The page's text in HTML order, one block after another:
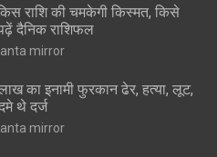
राशि की चमकेगी किस्मत, किसे
पढ़ें दैनिक राशिफल
mirror
का इनामी फुरकान ढेर, हत्या, लूट,
थे दर्ज
mirror